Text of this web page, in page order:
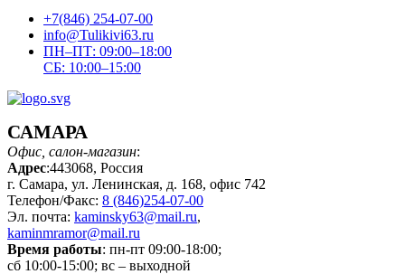
+7(846) 254-07-00
info@Tulikivi63.ru
ПН–ПТ: 09:00–18:00
СБ: 10:00–15:00
САМАРА
Офис, салон-магазин:
Адрес:443068, Россия
г. Самара, ул. Ленинская, д. 168, офис 742
Телефон/Факс: 8 (846)254-07-00
Эл. почта: kaminsky63@mail.ru,
kaminmramor@mail.ru
Время работы: пн-пт 09:00-18:00;
сб 10:00-15:00; вс – выходной